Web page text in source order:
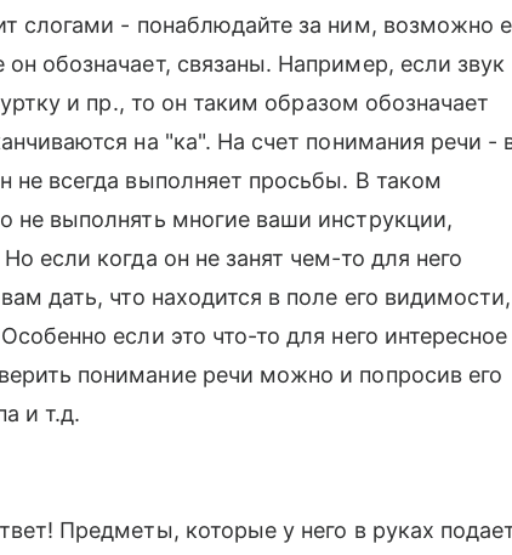
слогами - понаблюдайте за ним, возможно
обозначает, связаны. Например, если звук
и пр., то он таким образом обозначает
на "ка". На счет понимания речи -
не всегда выполняет просьбы. В таком
не выполнять многие ваши инструкции,
если когда он не занят чем-то для него
дать, что находится в поле его видимости,
если это что-то для него
понимание речи можно и попросив его
и т.д.
Предметы, которые у него в руках